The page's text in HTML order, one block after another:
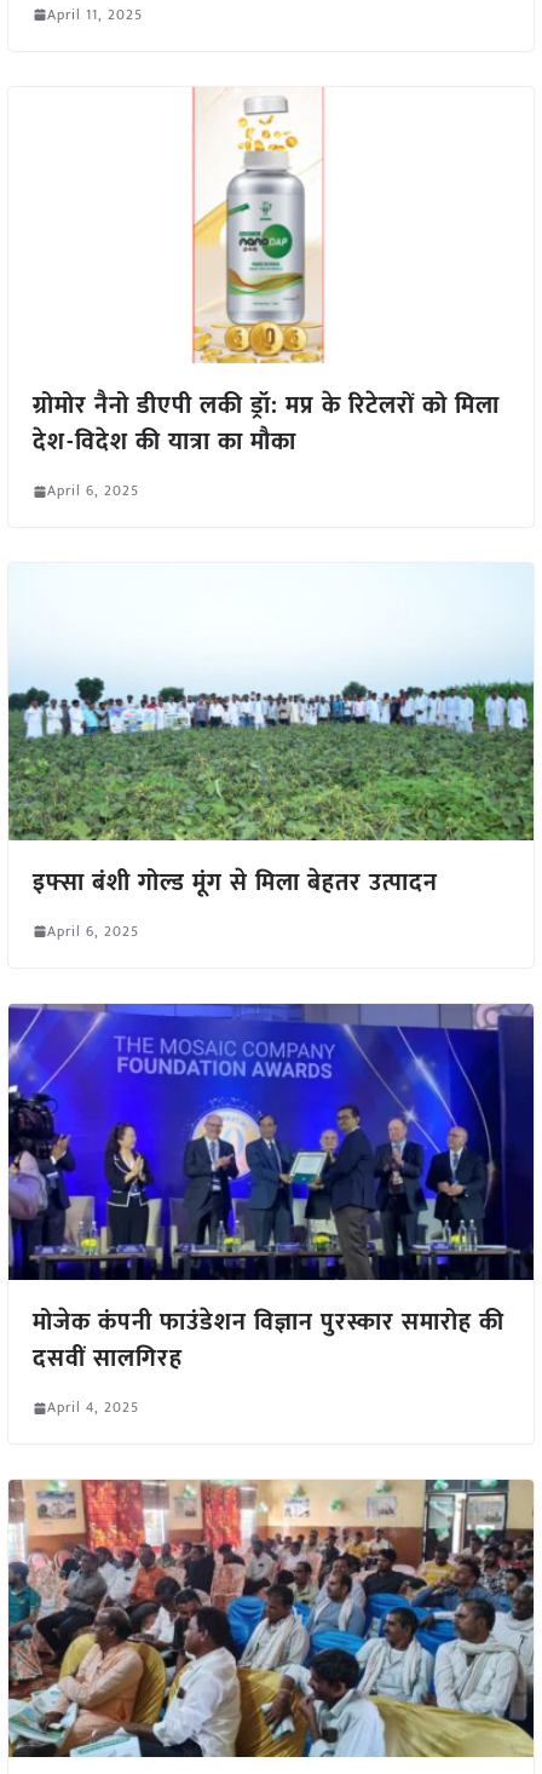
April 11, 2025
ग्रोमोर नैनो डीएपी लकी ड्रॉ: मप्र के रिटेलरों को मिला
देश-विदेश की यात्रा का मौका
April 6, 2025
इफ्सा बंशी गोल्ड मूंग से मिला बेहतर उत्पादन
April 6, 2025
मोजेक कंपनी फाउंडेशन विज्ञान पुरस्कार समारोह की
दसवीं सालगिरह
April 4, 2025